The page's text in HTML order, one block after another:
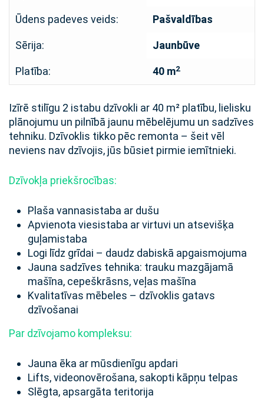
Ūdens padeves veids: Pašvaldības
Sērija: Jaunbūve
Platība: 40 m2
Izīrē stilīgu 2 istabu dzīvokli ar 40 m² platību, lielisku
plānojumu un pilnībā jaunu mēbelējumu un sadzīves
tehniku. Dzīvoklis tikko pēc remonta – šeit vēl
neviens nav dzīvojis, jūs būsiet pirmie iemītnieki.
Dzīvokļa priekšrocības:
Plaša vannasistaba ar dušu
Apvienota viesistaba ar virtuvi un atsevišķa
guļamistaba
Logi līdz grīdai – daudz dabiskā apgaismojuma
Jauna sadzīves tehnika: trauku mazgājamā
mašīna, cepeškrāsns, veļas mašīna
Kvalitatīvas mēbeles – dzīvoklis gatavs
dzīvošanai
Par dzīvojamo kompleksu:
Jauna ēka ar mūsdienīgu apdari
Lifts, videonovērošana, sakopti kāpņu telpas
Slēgta, apsargāta teritorija